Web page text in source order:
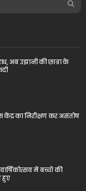
अब उझानी की छात्रा के
केंद्र का निरीक्षण कर असंतोष
में बच्चों की
हुए